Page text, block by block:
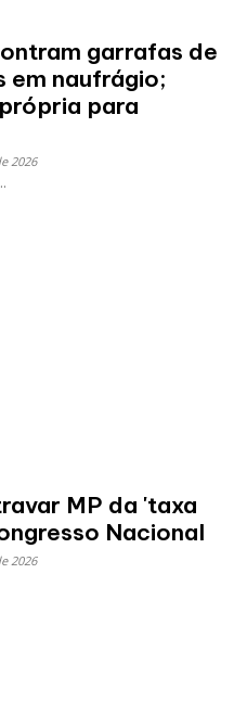
garrafas de
em naufrágio;
para
2026
MP da 'taxa
Nacional
2026